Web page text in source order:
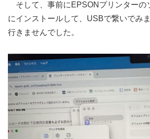
そして、事前にEPSONプリンターの
にインストールして、USBで繋いでみ
行きませんでした。